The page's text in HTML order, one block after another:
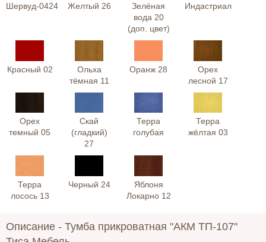
Шервуд-0424
Желтый 26
Зелёная
вода 20
(доп. цвет)
Индастриал
Красный 02
Ольха
тёмная 11
Оранж 28
Орех
лесной 17
Орех
темный 05
Скай
(гладкий)
27
Терра
голубая
Терра
жёлтая 03
Терра
лосось 13
Черный 24
Яблоня
Локарно 12
Описание - Тумба прикроватная "АКМ ТП-107"